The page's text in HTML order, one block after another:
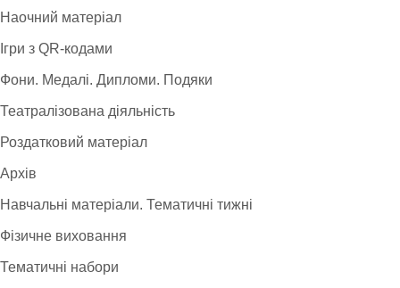
Наочний матеріал
Ігри з QR-кодами
Фони. Медалі. Дипломи. Подяки
Театралізована діяльність
Роздатковий матеріал
Архів
Навчальні матеріали. Тематичні тижні
Фізичне виховання
Тематичні набори